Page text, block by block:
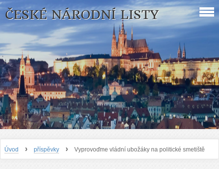
ČESKÉ NÁRODNÍ LISTY
Úvod › příspěvky › Vyprovoďme vládní ubožáky na politické smetiště